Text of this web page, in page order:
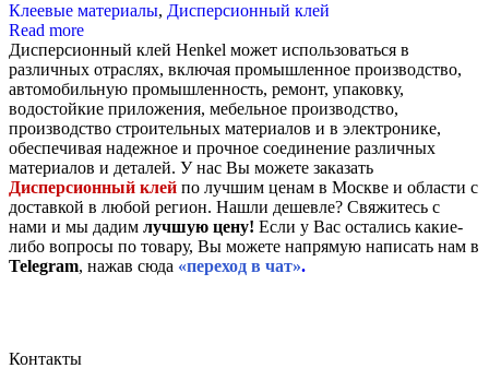
Клеевые материалы, Дисперсионный клей
Read more
Дисперсионный клей Henkel может использоваться в
различных отраслях, включая промышленное производство,
автомобильную промышленность, ремонт, упаковку,
водостойкие приложения, мебельное производство,
производство строительных материалов и в электронике,
обеспечивая надежное и прочное соединение различных
материалов и деталей. У нас Вы можете заказать
Дисперсионный клей по лучшим ценам в Москве и области с
доставкой в любой регион. Нашли дешевле? Свяжитесь с
нами и мы дадим лучшую цену! Если у Вас остались какие-
либо вопросы по товару, Вы можете напрямую написать нам в
Telegram, нажав сюда «переход в чат».
Контакты